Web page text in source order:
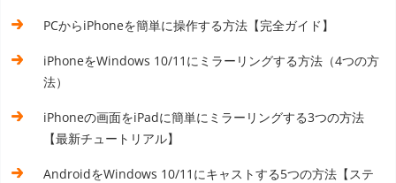
PCからiPhoneを簡単に操作する方法【完全ガイド】
iPhoneをWindows 10/11にミラーリングする方法（4つの方
法）
iPhoneの画面をiPadに簡単にミラーリングする3つの方法
【最新チュートリアル】
AndroidをWindows 10/11にキャストする5つの方法【ステ